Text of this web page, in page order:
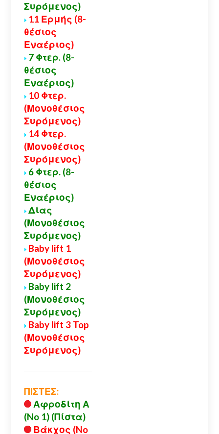
Συρόμενος)
11 Ερμής (8-
θέσιος
Εναέριος)
7 Φτερ. (8-
θέσιος
Εναέριος)
10 Φτερ.
(Μονοθέσιος
Συρόμενος)
14 Φτερ.
(Μονοθέσιος
Συρόμενος)
6 Φτερ. (8-
θέσιος
Εναέριος)
Δίας
(Μονοθέσιος
Συρόμενος)
Baby lift 1
(Μονοθέσιος
Συρόμενος)
Baby lift 2
(Μονοθέσιος
Συρόμενος)
Baby lift 3 Top
(Μονοθέσιος
Συρόμενος)
ΠΙΣΤΕΣ:
Αφροδίτη Α
(No 1) (Πίστα)
Βάκχος (No